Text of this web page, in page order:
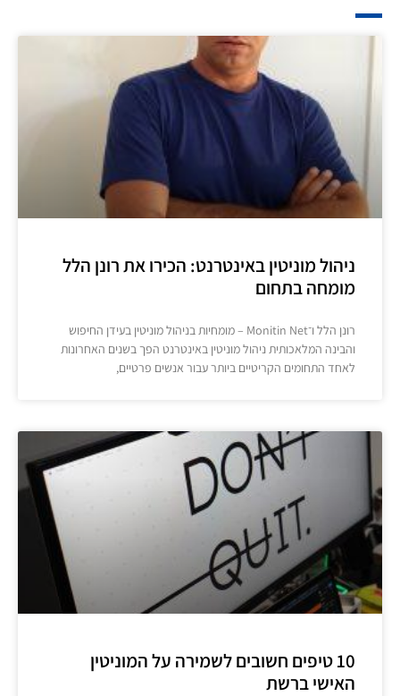
ניהול מוניטין באינטרנט: הכירו את רונן הלל
מומחה בתחום
רונן הלל ו־Monitin Net – מומחיות בניהול מוניטין בעידן החיפוש
והבינה המלאכותית ניהול מוניטין באינטרנט הפך בשנים האחרונות
לאחד התחומים הקריטיים ביותר עבור אנשים פרטיים,
10 טיפים חשובים לשמירה על המוניטין
האישי ברשת